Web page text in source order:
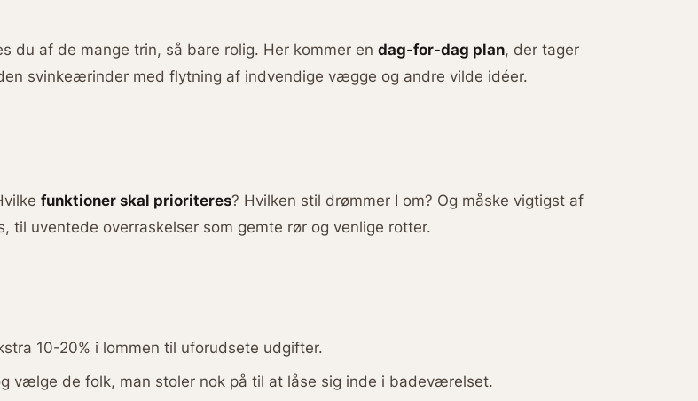
du af de mange trin, så bare rolig. Her kommer en dag-for-dag plan, der tager
svinkeærinder med flytning af indvendige vægge og andre vilde idéer.
funktioner skal prioriteres? Hvilken stil drømmer I om? Og måske vigtigst af
uventede overraskelser som gemte rør og venlige rotter.
10-20% i lommen til uforudsete udgifter.
vælge de folk, man stoler nok på til at låse sig inde i badeværelset.